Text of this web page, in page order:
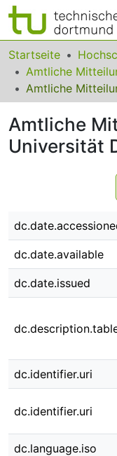
Bereiche &
Das gesamte
FAQ
Zurück zur Startseite
Startseite
Amtliche
Universität
dc.date.available
dc.date.issued
dc.identifier.uri
dc.identifier.uri
dc.language.iso